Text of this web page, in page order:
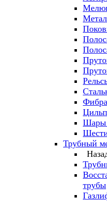
Шары
Трубный
трубы